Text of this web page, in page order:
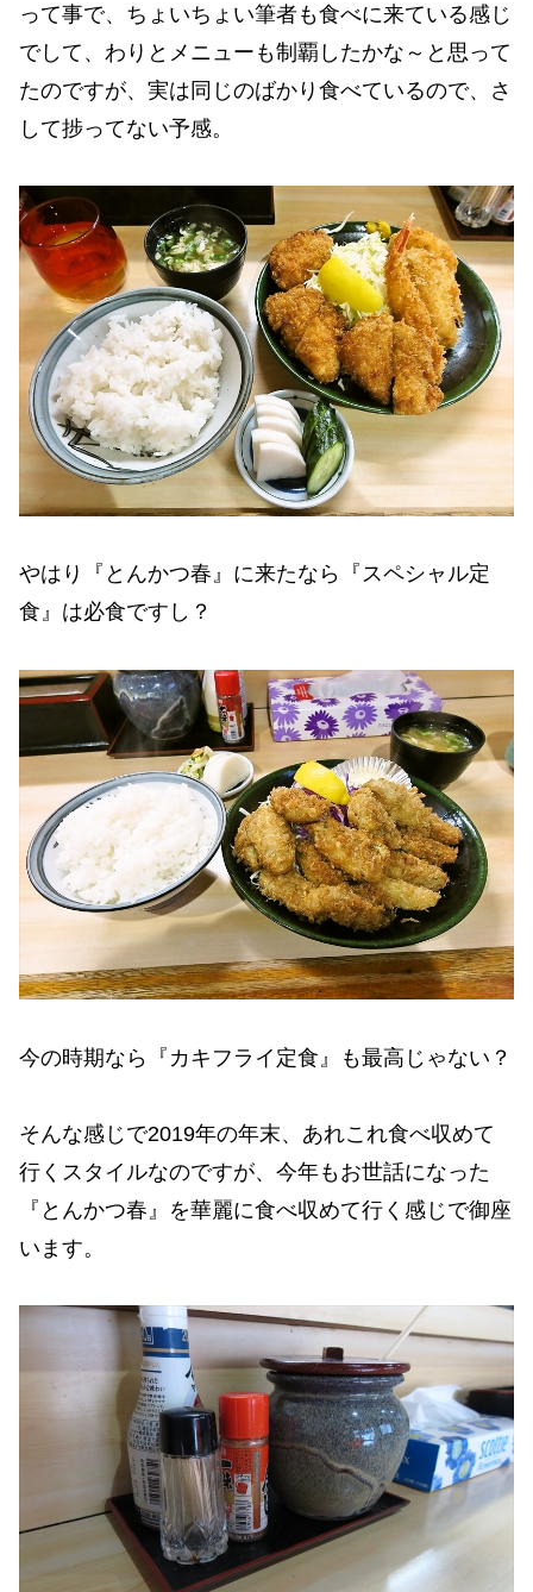
って事で、ちょいちょい筆者も食べに来ている感じ
でして、わりとメニューも制覇したかな～と思って
たのですが、実は同じのばかり食べているので、さ
して捗ってない予感。
やはり『とんかつ春』に来たなら『スペシャル定
食』は必食ですし？
今の時期なら『カキフライ定食』も最高じゃない？
そんな感じで2019年の年末、あれこれ食べ収めて
行くスタイルなのですが、今年もお世話になった
『とんかつ春』を華麗に食べ収めて行く感じで御座
います。